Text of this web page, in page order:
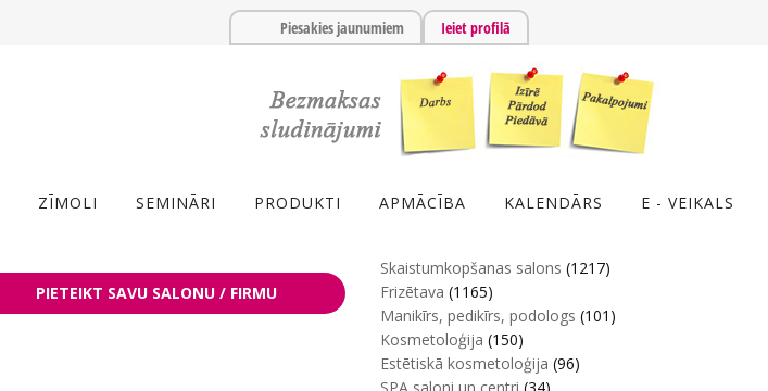
Piesakies jaunumiem Ieiet profilā
ZĪMOLI SEMINĀRI PRODUKTI APMĀCĪBA KALENDĀRS E - VEIKALS
PIETEIKT SAVU SALONU / FIRMU
Skaistumkopšanas salons (1217)
Frizētava (1165)
Manikīrs, pedikīrs, podologs (101)
Kosmetoloģija (150)
Estētiskā kosmetoloģija (96)